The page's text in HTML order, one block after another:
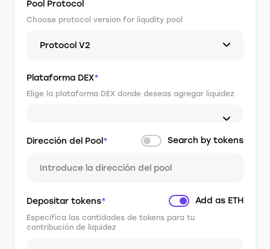
Pool Protocol
Choose protocol version for liqudity pool
Protocol V2
Plataforma DEX*
Elige la plataforma DEX donde deseas agregar liquidez
Dirección del Pool * Search by tokens
Depositar tokens* Add as ETH
Especifica las cantidades de tokens para tu
contribución de liquidez